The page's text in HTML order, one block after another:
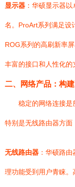
显示器 ：华硕显示器
名。ProArt系列满足设
ROG系列的高刷新率
丰富的接口和人性化的
二、网络产品：构
稳定的网络连接是
特别是无线路由器方面
无线路由器 ：华硕路
理功能受到用户青睐